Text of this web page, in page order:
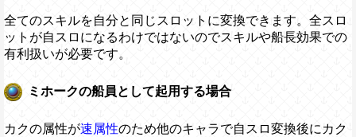
全てのスキルを自分と同じスロットに変換できます。全スロ
ットが自スロになるわけではないのでスキルや船長効果での
有利扱いが必要です。
ミホークの船員として起用する場合
カクの属性が速属性のため他のキャラで自スロ変換後にカク